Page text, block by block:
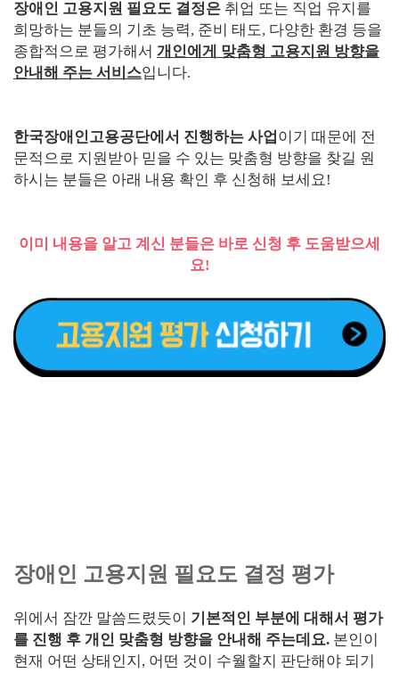
장애인 고용지원 필요도 결정은 취업 또는 직업 유지를
희망하는 분들의 기초 능력, 준비 태도, 다양한 환경 등을
종합적으로 평가해서 개인에게 맞춤형 고용지원 방향을
안내해 주는 서비스입니다.
한국장애인고용공단에서 진행하는 사업 이기 때문에 전
문적으로 지원받아 믿을 수 있는 맞춤형 방향을 찾길 원
하시는 분들은 아래 내용 확인 후 신청해 보세요!
이미 내용을 알고 계신 분들은 바로 신청 후 도움받으세
요!
장애인 고용지원 필요도 결정 평가
위에서 잠깐 말씀드렸듯이 기본적인 부분에 대해서 평가
를 진행 후 개인 맞춤형 방향을 안내해 주는데요. 본인이
현재 어떤 상태인지, 어떤 것이 수월할지 판단해야 되기